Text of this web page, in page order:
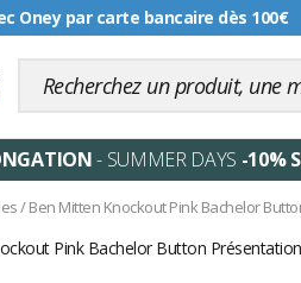
offerte dès 99€
- SUMMER DAYS -10%
/Ben Mitten Knockout Pink Bachelor